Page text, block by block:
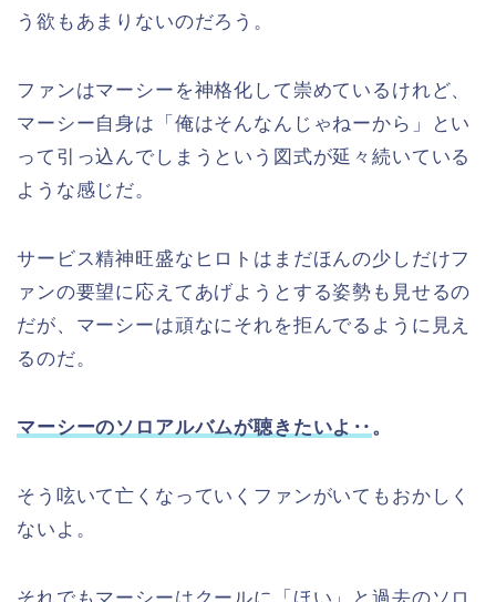
う欲もあまりないのだろう。
ファンはマーシーを神格化して崇めているけれど、
マーシー自身は「俺はそんなんじゃねーから」とい
って引っ込んでしまうという図式が延々続いている
ような感じだ。
サービス精神旺盛なヒロトはまだほんの少しだけフ
ァンの要望に応えてあげようとする姿勢も見せるの
だが、マーシーは頑なにそれを拒んでるように見え
るのだ。
マーシーのソロアルバムが聴きたいよ‥ 。
そう呟いて亡くなっていくファンがいてもおかしく
ないよ。
それでもマーシーはクールに「ほい」と過去のソロ